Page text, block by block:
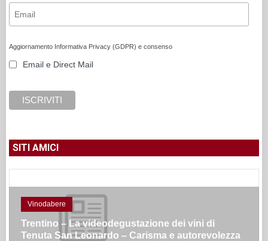
Aggiornamento Informativa Privacy (GDPR) e consenso
Email e Direct Mail
SITI AMICI
Vinodabere
Trentino – La videodegustazione dei vini di
Tenuta San Leonardo – Carisma e autorevolezza